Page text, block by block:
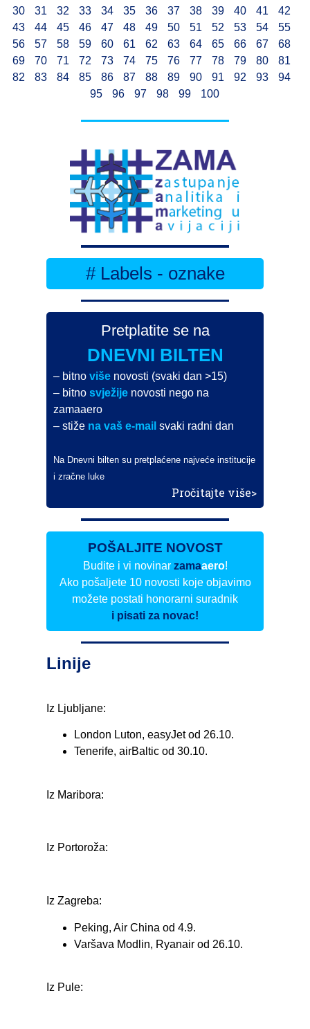
30 31 32 33 34 35 36 37 38 39 40 41
42
43
44 45 46 47 48 49 50 51 52 53 54
55
56
57 58 59 60 61 62 63 64 65 66 67
68
69
70 71 72 73 74 75 76 77 78 79 80
81
82
83 84 85 86 87 88 89 90 91 92 93
94
95
96 97 98 99 100
# Labels - oznake
Pretplatite se na
DNEVNI BILTEN
– bitnoviše novosti (svaki dan >15)
– bitnosvježije novosti nego na
zamaaero
– stiže na vaš e-mail svaki radni dan
Na Dnevni bilten su pretplaćene najveće institucije
i zračne luke
Pročitajte više>
POŠALJITE NOVOST
Budite i vi novinar zamaaero!
Ako pošaljete 10 novosti koje objavimo
možete postati honorarni suradnik
i pisati za novac!
Linije
Iz Ljubljane:
London Luton, easyJet od 26.10.
Tenerife, airBaltic od 30.10.
Iz Maribora:
Iz Portoroža:
Iz Zagreba:
Peking, Air China od 4.9.
Varšava Modlin, Ryanair od 26.10.
Iz Pule: